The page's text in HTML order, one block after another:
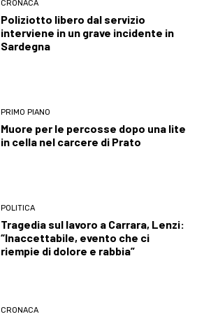
CRONACA
Poliziotto libero dal servizio
interviene in un grave incidente in
Sardegna
PRIMO PIANO
Muore per le percosse dopo una lite
in cella nel carcere di Prato
POLITICA
Tragedia sul lavoro a Carrara, Lenzi:
“Inaccettabile, evento che ci
riempie di dolore e rabbia”
CRONACA